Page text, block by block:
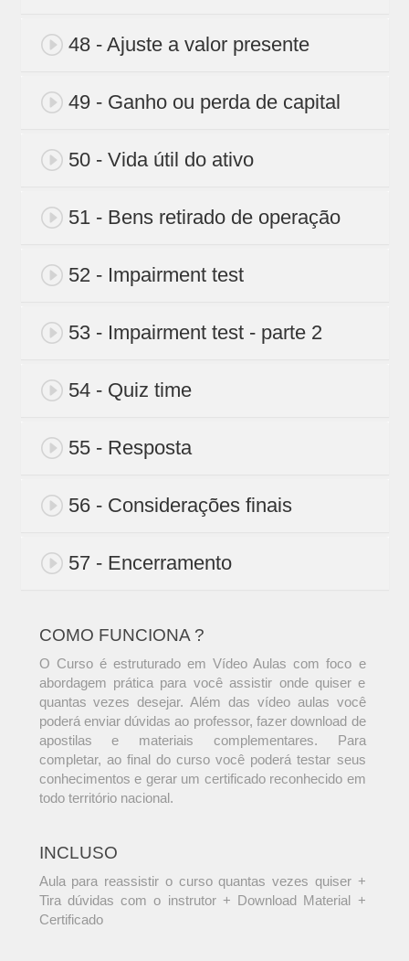
48 - Ajuste a valor presente
49 - Ganho ou perda de capital
50 - Vida útil do ativo
51 - Bens retirado de operação
52 - Impairment test
53 - Impairment test - parte 2
54 - Quiz time
55 - Resposta
56 - Considerações finais
57 - Encerramento
COMO FUNCIONA ?
O Curso é estruturado em Vídeo Aulas com foco e
abordagem prática para você assistir onde quiser e
quantas vezes desejar. Além das vídeo aulas você
poderá enviar dúvidas ao professor, fazer download de
apostilas e materiais complementares. Para
completar, ao final do curso você poderá testar seus
conhecimentos e gerar um certificado reconhecido em
todo território nacional.
INCLUSO
Aula para reassistir o curso quantas vezes quiser +
Tira dúvidas com o instrutor + Download Material +
Certificado